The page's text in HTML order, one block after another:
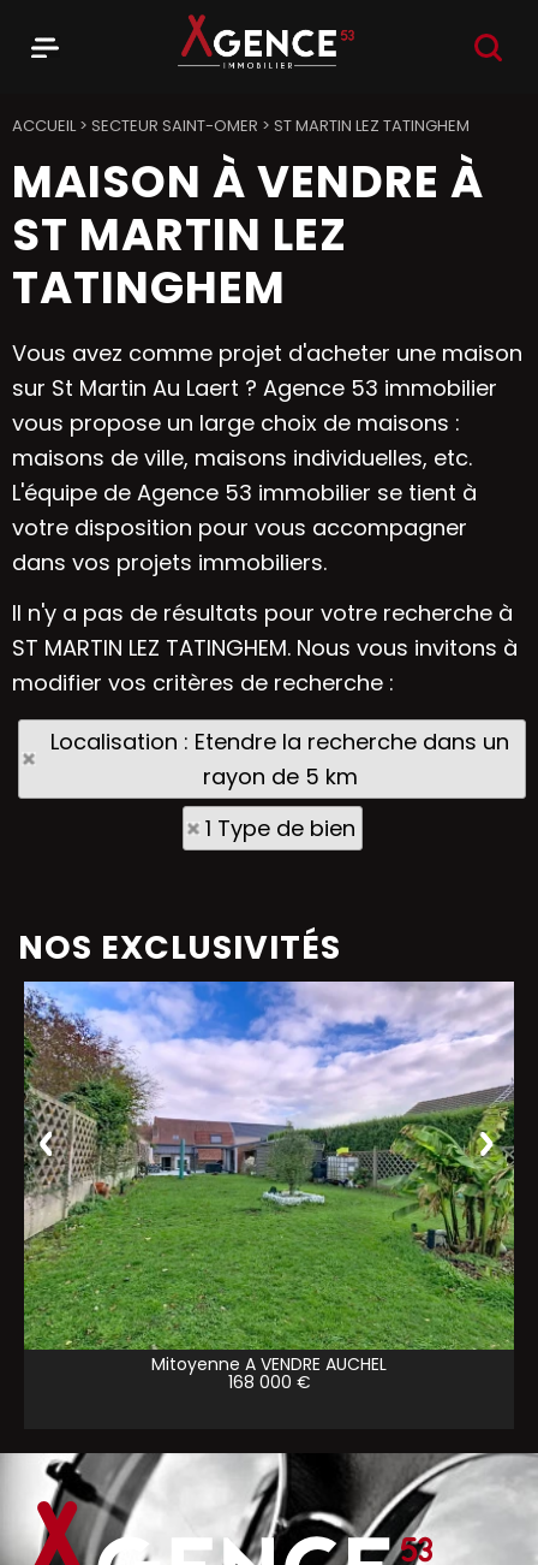
ACCUEIL> SECTEUR SAINT-OMER > ST MARTIN LEZ TATINGHEM
MAISON À VENDRE À
ST MARTIN LEZ
TATINGHEM
Vous avez comme projet d'acheter une maison
sur St Martin Au Laert ? Agence 53 immobilier
vous propose un large choix de maisons :
maisons de ville, maisons individuelles, etc.
L'équipe de Agence 53 immobilier se tient à
votre disposition pour vous accompagner
dans vos projets immobiliers.
Il n'y a pas de résultats pour votre recherche à
ST MARTIN LEZ TATINGHEM. Nous vous invitons à
modifier vos critères de recherche :
Localisation : Etendre la recherche dans un
rayon de 5 km
1 Type de bien
NOS EXCLUSIVITÉS
Mitoyenne A VENDRE AUCHEL
168 000 €